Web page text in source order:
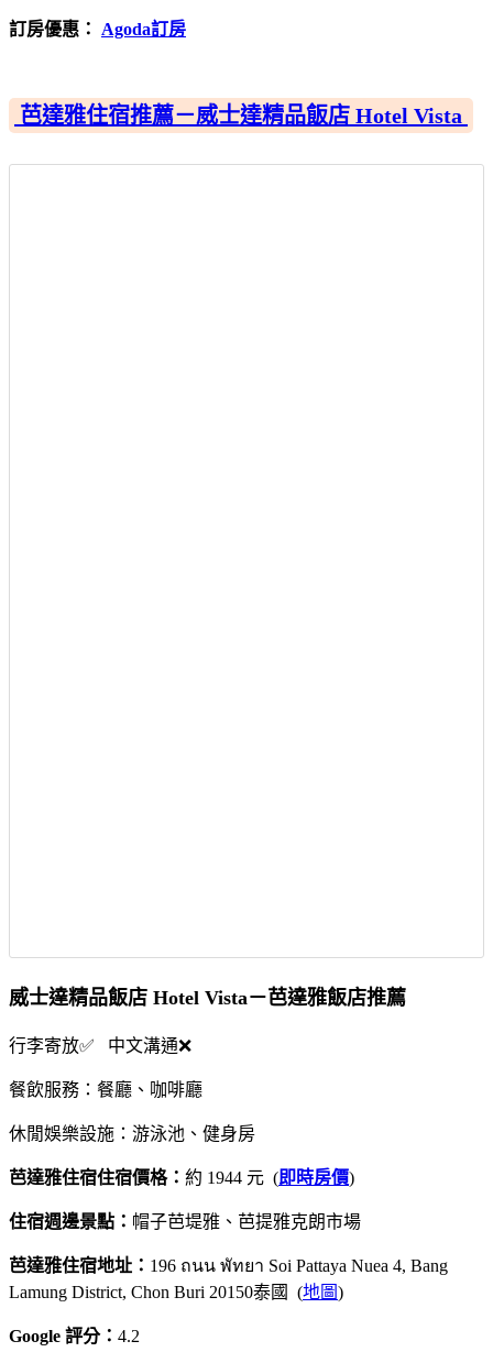
訂房優惠： Agoda訂房
芭達雅住宿推薦－威士達精品飯店 Hotel Vista
威士達精品飯店 Hotel Vista－芭達雅飯店推薦
行李寄放✅ 中文溝通❌
餐飲服務：餐廳、咖啡廳
休閒娛樂設施：游泳池、健身房
芭達雅住宿住宿價格： 約 1944 元 (即時房價)
住宿週邊景點： 帽子芭堤雅、芭提雅克朗市場
芭達雅住宿地址： 196 ถนน พัทยา Soi Pattaya Nuea 4, Bang
Lamung District, Chon Buri 20150泰國 (地圖)
Google 評分： 4.2